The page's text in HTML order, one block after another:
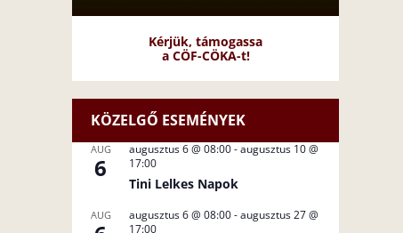
Kérjük, támogassa
a CÖF-CÖKA-t!
KÖZELGŐ ESEMÉNYEK
AUG
6
augusztus 6 @ 08:00-augusztus 10 @
17:00
Tini Lelkes Napok
AUG augusztus 6 @ 08:00-augusztus 27 @
17:00